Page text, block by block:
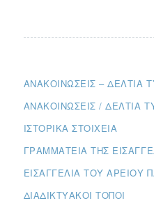
ΑΝΑΚΟΙΝΏΣΕΙΣ – ΔΕΛΤΊΑ
ΑΝΑΚΟΙΝΏΣΕΙΣ / ΔΕΛΤΊΑ
ΙΣΤΟΡΙΚΆ ΣΤΟΙΧΕΊΑ
ΓΡΑΜΜΑΤΕΊΑ ΤΗΣ
ΕΙΣΑΓΓΕΛΊΑ ΤΟΥ ΑΡΕΊΟΥ
ΔΙΑΔΙΚΤΥΑΚΟΊ ΤΌΠΟΙ